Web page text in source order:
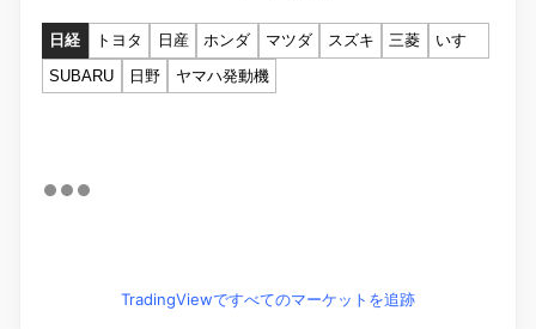
日経 トヨタ 日産 ホンダ マツダ スズキ 三菱
いすゞ
SUBARU
日野 ヤマハ発動機
TradingViewですべてのマーケットを追跡